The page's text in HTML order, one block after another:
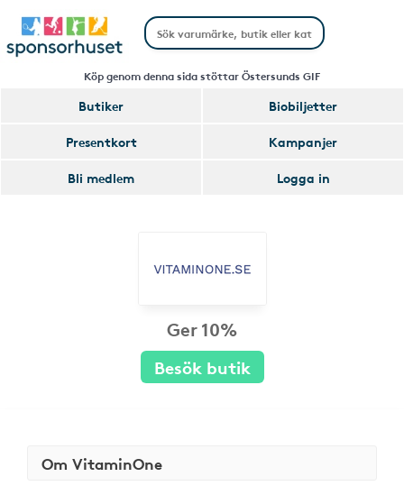
Köp genom denna sida stöttar Östersunds GIF
Butiker
Biobiljetter
Presentkort
Kampanjer
Bli medlem
Logga in
Ger 10%
Besök butik
Om VitaminOne